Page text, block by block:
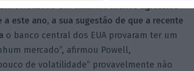
sinalizado umcaminho menos agressivo
este ano, a sua sugestão de que a recente
o banco central dos EUA provaram ter um
mercado”, afirmou Powell,
de volatilidade” provavelmente não